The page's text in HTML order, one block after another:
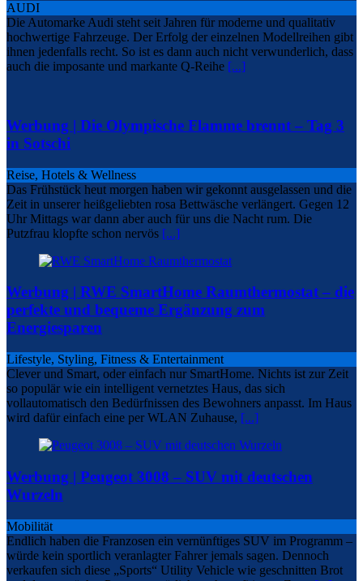
AUDI
Die Automarke Audi steht seit Jahren für moderne und qualitativ
hochwertige Fahrzeuge. Der Erfolg der einzelnen Modellreihen gibt
ihnen jedenfalls recht. So ist es dann auch nicht verwunderlich, dass
auch die imposante und markante Q-Reihe [...]
Werbung | Die Olympische Flamme brennt – Tag 3
in Sotschi
Reise, Hotels & Wellness
Das Frühstück heut morgen haben wir gekonnt ausgelassen und die
Zeit in unserer heißgeliebten rosa Bettwäsche verlängert. Gegen 12
Uhr Mittags war dann aber auch für uns die Nacht rum. Die
Putzfrau klopfte schon nervös [...]
Werbung | RWE SmartHome Raumthermostat – die
perfekte und bequeme Ergänzung zum
Energiesparen
Lifestyle, Styling, Fitness & Entertainment
Clever und Smart, oder einfach nur SmartHome. Nichts ist zur Zeit
so populär wie ein intelligent vernetztes Haus, das sich
vollautomatisch den Bedürfnissen des Bewohners anpasst. Im Haus
wird dafür einfach eine per WLAN Zuhause, [...]
Werbung | Peugeot 3008 – SUV mit deutschen
Wurzeln
Mobilität
Endlich haben die Franzosen ein vernünftiges SUV im Programm –
würde kein sportlich veranlagter Fahrer jemals sagen. Dennoch
verkaufen sich diese „Sports“ Utility Vehicle wie geschnitten Brot